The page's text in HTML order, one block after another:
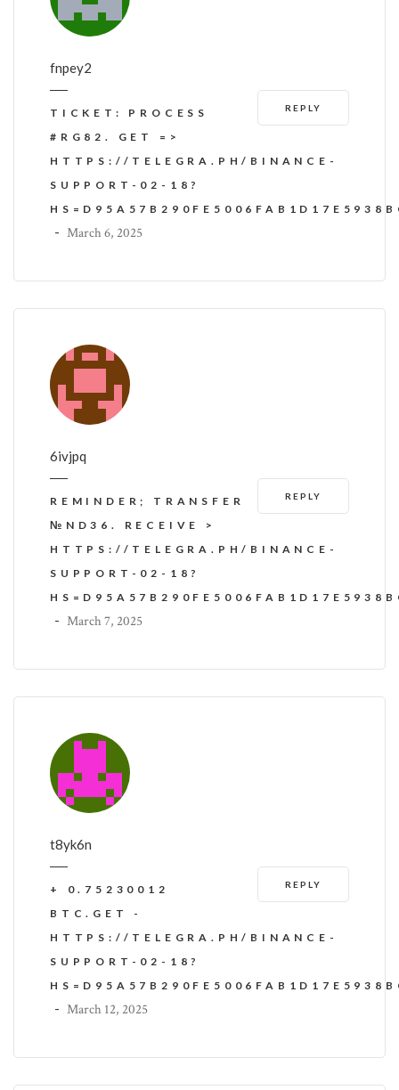
fnpey2
REPLY
TICKET: PROCESS
#RG82. GET =>
HTTPS://TELEGRA.PH/BINANCE-
SUPPORT-02-18?
- March 6, 2025
6ivjpq
REPLY
REMINDER; TRANSFER
№ND36. RECEIVE >
HTTPS://TELEGRA.PH/BINANCE-
SUPPORT-02-18?
- March 7, 2025
t8yk6n
REPLY
+ 0.75230012
BTC.GET -
HTTPS://TELEGRA.PH/BINANCE-
SUPPORT-02-18?
- March 12, 2025